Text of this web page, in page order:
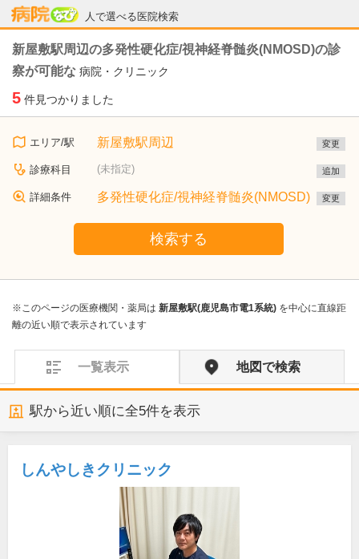
人で選べる医院検索
病院なび
新屋敷駅周辺の多発性硬化症/視神経脊髄炎(NMOSD)の診
察が可能な 病院・クリニック
5 件見つかりました
エリア/駅 新屋敷駅周辺 変更
診療科目 (未指定) 追加
詳細条件 多発性硬化症/視神経脊髄炎(NMOSD) 変更
検索する
※このページの医療機関・薬局は 新屋敷駅(鹿児島市電1系統) を中心に直線距
離の近い順で表示されています
一覧表示 地図で検索
駅から近い順に全5件を表示
しんやしきクリニック